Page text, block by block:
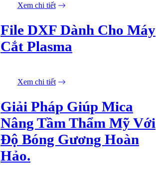
khó một cách nhanh chóng và
hoàn hảo.
Xem chi tiết
23/05/2026
File DXF Dành Cho Máy
Cắt Plasma
Xem chi tiết
21/05/2026
Giải Pháp Giúp Mica
Nâng Tầm Thẩm Mỹ Với
Độ Bóng Gương Hoàn
Hảo.